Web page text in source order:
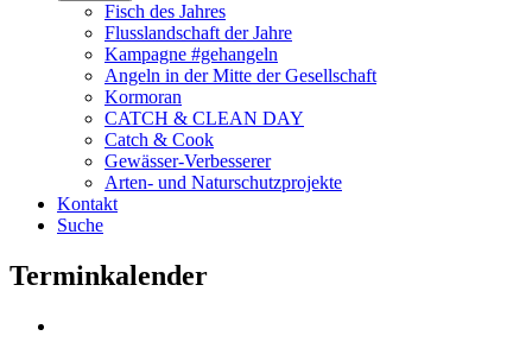
Fisch des Jahres
Flusslandschaft der Jahre
Kampagne #gehangeln
Angeln in der Mitte der Gesellschaft
Kormoran
CATCH & CLEAN DAY
Catch & Cook
Gewässer-Verbesserer
Arten- und Naturschutzprojekte
Kontakt
Suche
Terminkalender